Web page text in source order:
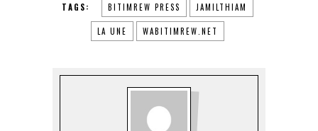
TAGS: BITIMREW PRESS JAMILTHIAM
LA UNE WABITIMREW.NET